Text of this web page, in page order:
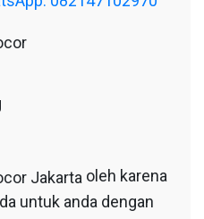
oleh karena
untuk anda dengan